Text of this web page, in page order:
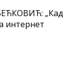
„Кад
интернет